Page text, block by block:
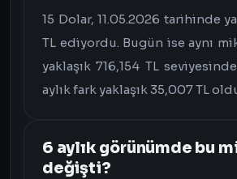
15 Dolar, 11.05.2026 tarihinde
TL ediyordu. Bugün ise aynı
yaklaşık 716,154 TL
aylık fark yaklaşık 35,007 TL
6 aylık görünümde bu
değişti?